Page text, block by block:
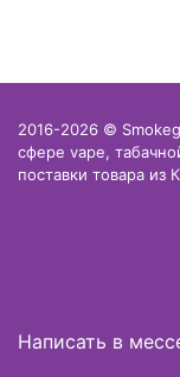
2016-2026 ©
сфере vape,
поставки товара из
Написать в